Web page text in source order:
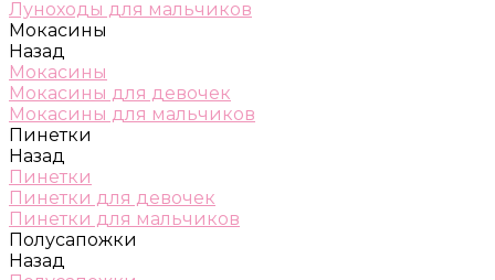
Луноходы для мальчиков
Мокасины
Назад
Мокасины
Мокасины для девочек
Мокасины для мальчиков
Пинетки
Назад
Пинетки
Пинетки для девочек
Пинетки для мальчиков
Полусапожки
Назад